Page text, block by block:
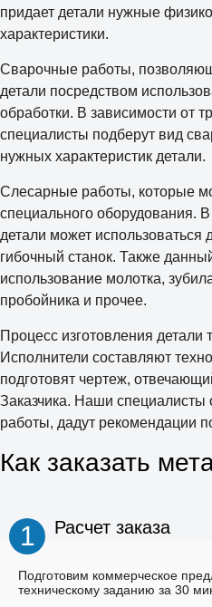
придает детали нужные
характеристики.
Сварочные работы,
детали посредством
обработки. В зависимости от
специалисты подберут вид
нужных характеристик детали.
Слесарные работы, которые
специального оборудования.
детали может использоваться
гибочный станок. Также
использование молотка,
пробойника и прочее.
Процесс изготовления детали
Исполнители составляют
подготовят чертеж,
Заказчика. Наши специалисты
работы, дадут рекомендации
Как заказать
1 Расчет заказа
Подготовим коммерческое
техническому заданию за 30